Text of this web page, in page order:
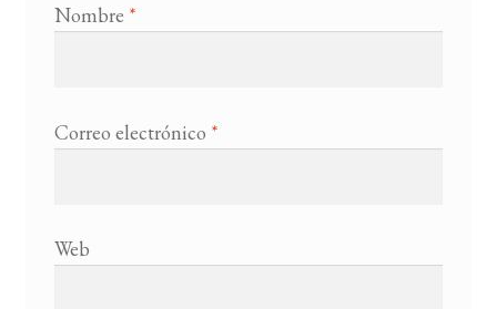
Nombre *
Correo electrónico *
Web